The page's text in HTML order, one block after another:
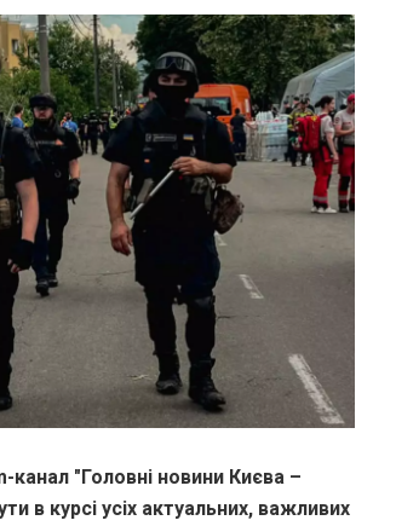
"Головні новини Києва –
в курсі усіх актуальних, важливих